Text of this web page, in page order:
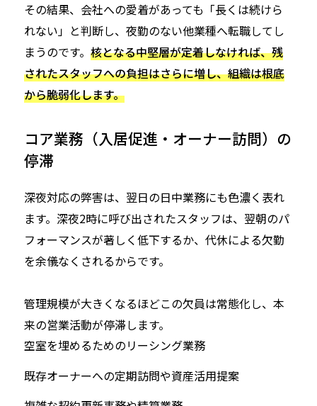
その結果、会社への愛着があっても「長くは続けら
れない」と判断し、夜勤のない他業種へ転職してし
まうのです。 核となる中堅層が定着しなければ、残
されたスタッフへの負担はさらに増し、組織は根底
から脆弱化します。
コア業務（入居促進・オーナー訪問）の
停滞
深夜対応の弊害は、翌日の日中業務にも色濃く表れ
ます。深夜2時に呼び出されたスタッフは、翌朝のパ
フォーマンスが著しく低下するか、代休による欠勤
を余儀なくされるからです。
管理規模が大きくなるほどこの欠員は常態化し、本
来の営業活動が停滞します。
空室を埋めるためのリーシング業務
既存オーナーへの定期訪問や資産活用提案